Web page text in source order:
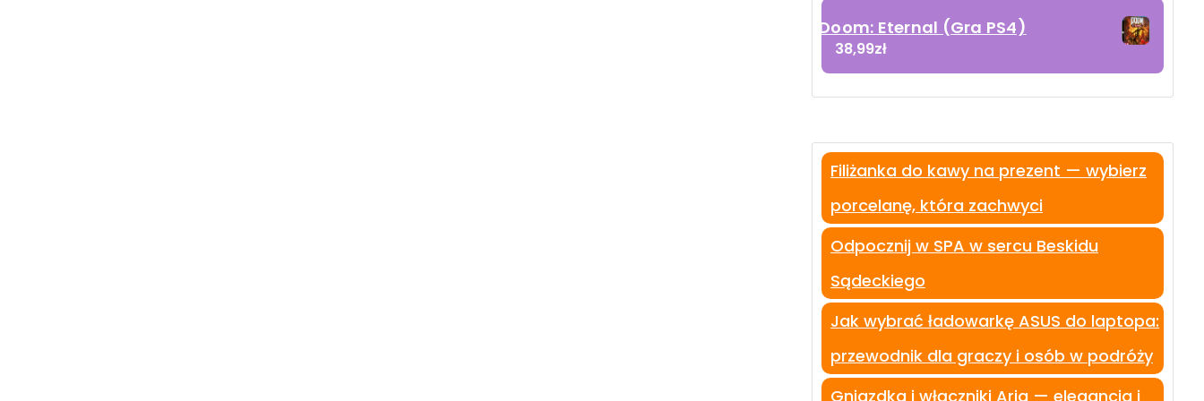
Doom: Eternal (Gra PS4)
38,99zł
Filiżanka do kawy na prezent — wybierz
porcelanę, która zachwyci
Odpocznij w SPA w sercu Beskidu
Sądeckiego
Jak wybrać ładowarkę ASUS do laptopa:
przewodnik dla graczy i osób w podróży
Gniazdka i włączniki Aria — elegancja i